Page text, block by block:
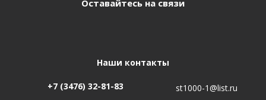
Оставайтесь на связи
Наши контакты
+7 (3476) 32-81-83 st1000-1@list.ru